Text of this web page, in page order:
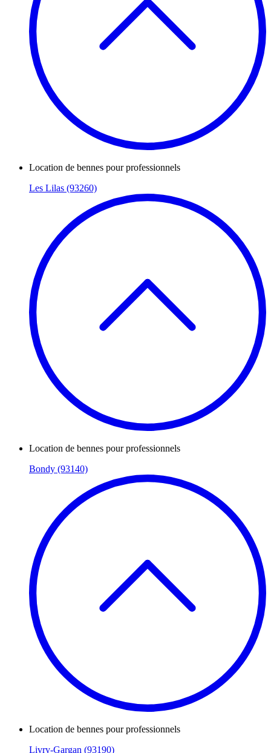
Location de bennes pour professionnels
Les Lilas (93260)
Location de bennes pour professionnels
Bondy (93140)
Location de bennes pour professionnels
Livry-Gargan (93190)